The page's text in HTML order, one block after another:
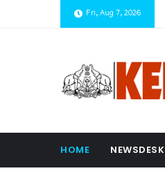
Fri, Aug 7, 2026
HOME NEWSDESK